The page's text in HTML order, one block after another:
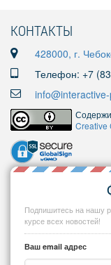
КОНТАКТЫ
428000, г.
Телефон: +7
Creative
Подпишитесь на нашу
курсе всех новостей!
Ваш email адрес